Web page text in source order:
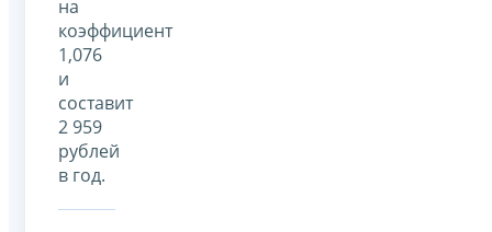
на
коэффициент
1,076
и
составит
2 959
рублей
в год.